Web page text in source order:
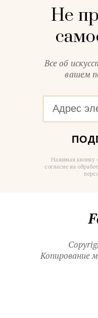
Не
Все об
вашем
Нажимая кнопку
согласие на
Копирование